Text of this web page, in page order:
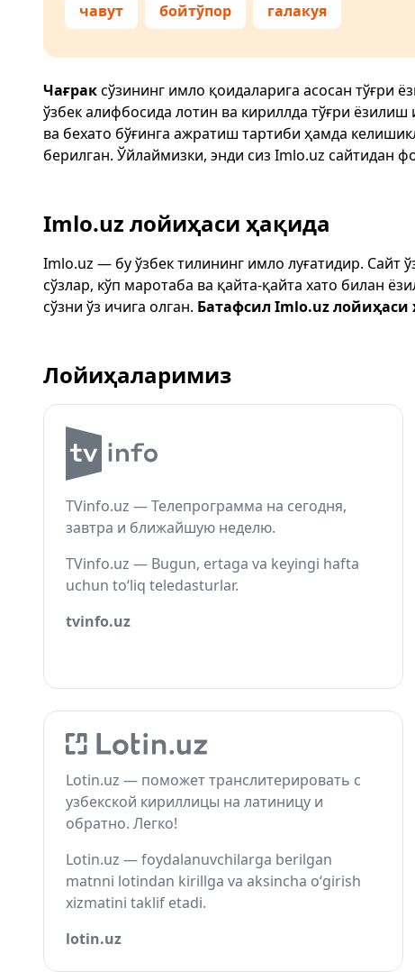
чавут бойтўпор галакуя
Чағраксўзининг имло қоидаларига асосан тўғри
ўзбек алифбосида лотин ва кириллда тўғри
ва бехато бўғинга ажратиш тартиби ҳамда
берилган. Ўйлаймизки, энди сиз Imlo.uz сайтидан
Imlo.uz лойиҳаси ҳақида
Imlo.uz — бу ўзбек тилининг имло луғатидир. Сайт
сўзлар, кўп маротаба ва қайта-қайта хато билан
сўзни ўз ичига олган. Батафсил Imlo.uz лойиҳаси
Лойиҳаларимиз
TVinfo.uz — Телепрограмма на сегодня,
завтра и ближайшую неделю.
TVinfo.uz — Bugun, ertaga va keyingi hafta
uchun to‘liq teledasturlar.
tvinfo.uz
Lotin.uz — поможет транслитерировать с
узбекской кириллицы на латиницу и
обратно. Легко!
Lotin.uz — foydalanuvchilarga berilgan
matnni lotindan kirillga va aksincha o‘girish
xizmatini taklif etadi.
lotin.uz